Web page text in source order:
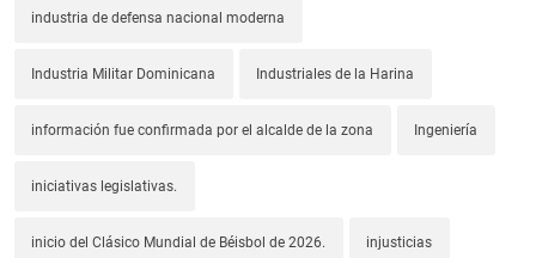
industria de defensa nacional moderna
Industria Militar Dominicana Industriales de la Harina
información fue confirmada por el alcalde de la zona Ingeniería
iniciativas legislativas.
inicio del Clásico Mundial de Béisbol de 2026. injusticias